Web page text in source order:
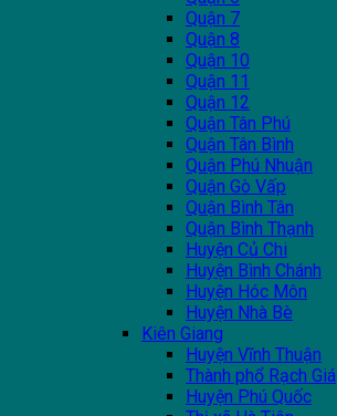
Quận 7
Quận 8
Quận 10
Quận 11
Quận 12
Quận Tân Phú
Quận Tân Bình
Quận Phú Nhuận
Quận Gò Vấp
Quận Bình Tân
Quận Bình Thạnh
Huyện Củ Chi
Huyện Bình Chánh
Huyện Hóc Môn
Huyện Nhà Bè
Kiên Giang
Huyện Vĩnh Thuận
Thành phổ Rạch Giá
Huyện Phú Quốc